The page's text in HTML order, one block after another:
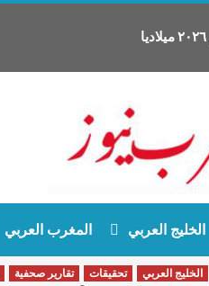
٢٠٢٦ميلاديا
الخليج العربي المغرب العربي
الخليج العربي تحقيقات تقارير صحفية